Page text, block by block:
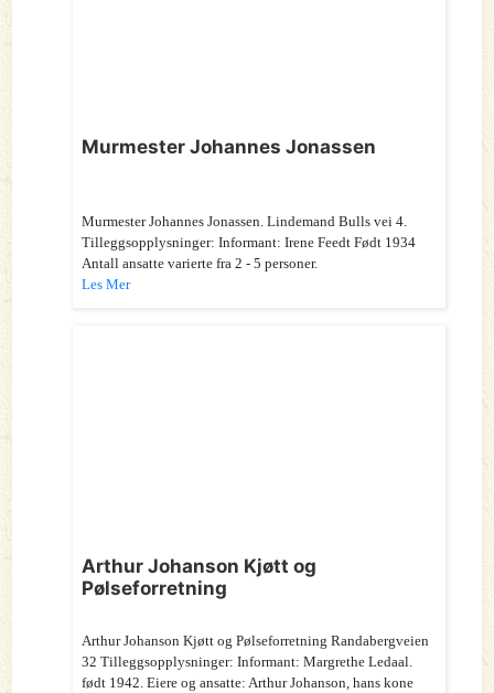
Murmester Johannes Jonassen
Murmester Johannes Jonassen. Lindemand Bulls vei 4.
Tilleggsopplysninger: Informant: Irene Feedt Født 1934
Antall ansatte varierte fra 2 - 5 personer.
Les Mer
Arthur Johanson Kjøtt og
Pølseforretning
Arthur Johanson Kjøtt og Pølseforretning Randabergveien
32 Tilleggsopplysninger: Informant: Margrethe Ledaal.
født 1942. Eiere og ansatte: Arthur Johanson, hans kone